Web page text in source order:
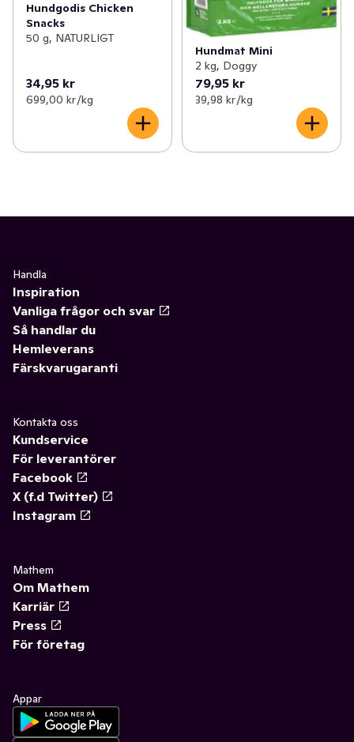
Hundgodis Chicken
Snacks
50 g, NATURLIGT
34,95 kr
699,00 kr /kg
Hundmat Mini
2 kg, Doggy
79,95 kr
39,98 kr /kg
Handla
Inspiration
Vanliga frågor och svar
Så handlar du
Hemleverans
Färskvarugaranti
Kontakta oss
Kundservice
För leverantörer
Facebook
X (f.d Twitter)
Instagram
Mathem
Om Mathem
Karriär
Press
För företag
Appar